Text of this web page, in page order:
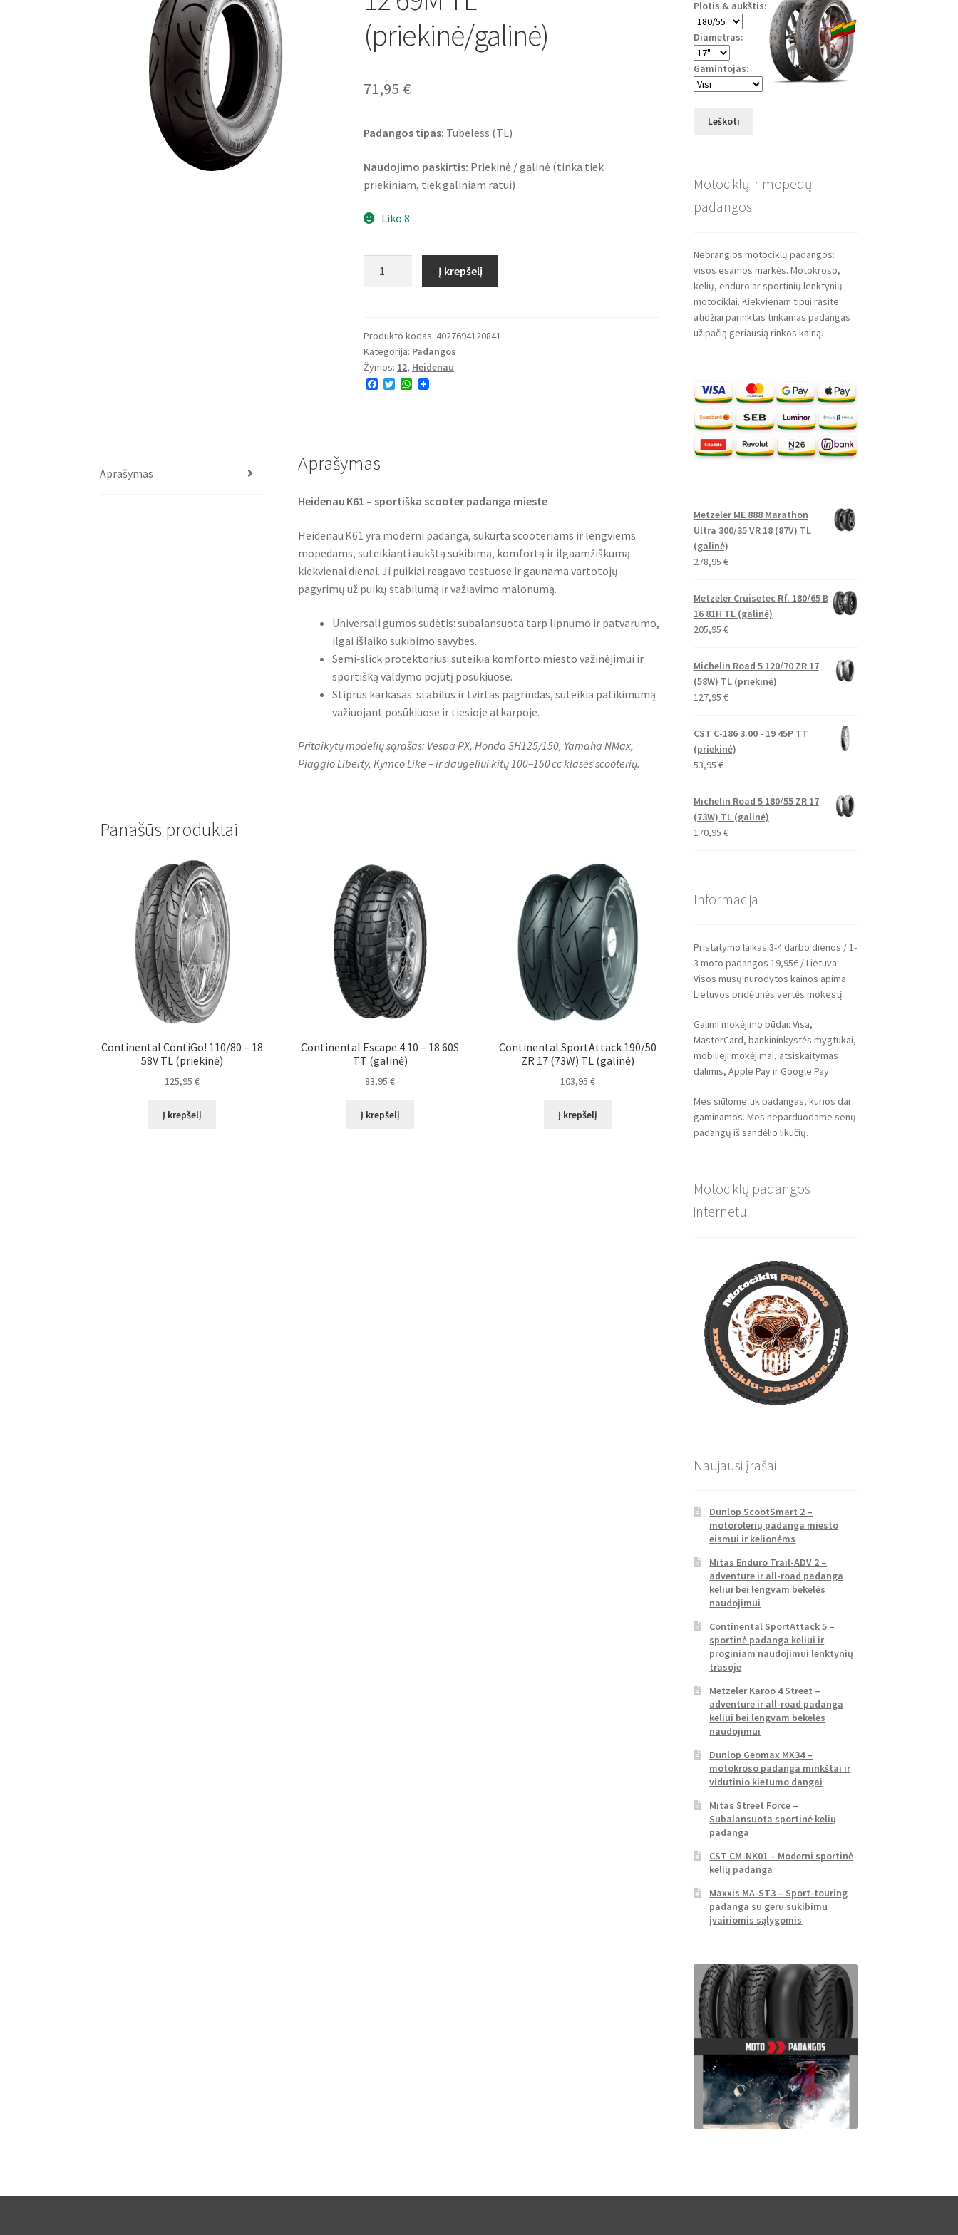
(priekinė/galinė)
71,95 €
Padangos tipas: Tubeless (TL)
Naudojimo paskirtis: Priekinė / galinė (tinka tiek
priekiniam, tiek galiniam ratui)
Liko 8
61
130/80
-
12
Į krepšelį
Produkto kodas:4027694120841
Kategorija: Padangos
Žymos: 12, Heidenau
F
k
T
W
Aprašymas Aprašymas
Heidenau K61 – sportiška scooter padanga mieste
Heidenau K61 yra moderni padanga, sukurta scooteriams ir lengviems
mopedams, suteikianti aukštą sukibimą, komfortą ir ilgaamžiškumą
kiekvienai dienai. Ji puikiai reagavo testuose ir gaunama vartotojų
pagyrimų už puikų stabilumą ir važiavimo malonumą.
Universali gumos sudėtis: subalansuota tarp lipnumo ir patvarumo,
ilgai išlaiko sukibimo savybes.
Semi‑slick protektorius: suteikia komforto miesto važinėjimui ir
sportišką valdymo pojūtį posūkiuose.
Stiprus karkasas: stabilus ir tvirtas pagrindas, suteikia patikimumą
važiuojant posūkiuose ir tiesioje atkarpoje.
Pritaikytų modelių sąrašas: Vespa PX, Honda SH125/150, Yamaha NMax,
Piaggio Liberty, Kymco Like – ir daugeliui kitų 100–150 cc klasės scooterių.
Panašūs produktai
Continental ContiGo! 110/80 – 18
58V TL (priekinė)
125,95€
Į krepšelį
Continental Escape 4.10 – 18 60S
TT (galinė)
83,95€
Į krepšelį
Continental SportAttack 190/50
ZR 17 (73W) TL (galinė)
103,95€
Į krepšelį
Plotis & aukštis:
Diametras:
Gamintojas:
Leškoti
Motociklų ir mopedų
padangos
Nebrangios motociklų padangos:
visos esamos markės. Motokroso,
kelių, enduro ar sportinių lenktynių
motociklai. Kiekvienam tipui rasite
atidžiai parinktas tinkamas padangas
už pačią geriausią rinkos kainą.
Metzeler ME 888 Marathon
Ultra 300/35 VR 18 (87V) TL
(galinė)
278,95 €
Metzeler Cruisetec Rf. 180/65 B
16 81H TL (galinė)
205,95 €
Michelin Road 5 120/70 ZR 17
(58W) TL (priekinė)
127,95 €
CST C-186 3.00 - 19 45P TT
(priekinė)
53,95 €
Michelin Road 5 180/55 ZR 17
(73W) TL (galinė)
170,95 €
Informacija
Pristatymo laikas 3-4 darbo dienos / 1-
3 moto padangos 19,95€ / Lietuva.
Visos mūsų nurodytos kainos apima
Lietuvos pridėtinės vertės mokestį.
Galimi mokėjimo būdai: Visa,
MasterCard, bankininkystės mygtukai,
mobilieji mokėjimai, atsiskaitymas
dalimis, Apple Pay ir Google Pay.
Mes siūlome tik padangas, kurios dar
gaminamos. Mes neparduodame senų
padangų iš sandėlio likučių.
Motociklų padangos
internetu
Naujausi įrašai
Dunlop ScootSmart 2 –
motorolerių padanga miesto
eismui ir kelionėms
Mitas Enduro Trail-ADV 2 –
adventure ir all-road padanga
keliui bei lengvam bekelės
naudojimui
Continental SportAttack 5 –
sportinė padanga keliui ir
proginiam naudojimui lenktynių
trasoje
Metzeler Karoo 4 Street –
adventure ir all-road padanga
keliui bei lengvam bekelės
naudojimui
Dunlop Geomax MX34 –
motokroso padanga minkštai ir
vidutinio kietumo dangai
Mitas Street Force –
Subalansuota sportinė kelių
padanga
CST CM-NK01 – Moderni sportinė
kelių padanga
Maxxis MA-ST3 – Sport-touring
padanga su geru sukibimu
įvairiomis sąlygomis